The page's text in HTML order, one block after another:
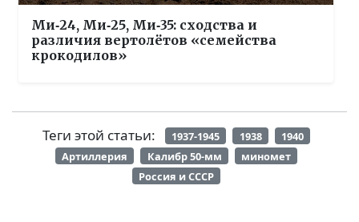
Ми‑24, Ми‑25, Ми‑35: сходства и
различия вертолётов «семейства
крокодилов»
Теги этой статьи: 1937-1945 1938
1940
Артиллерия
Калибр 50-мм
миномет
Россия и СССР